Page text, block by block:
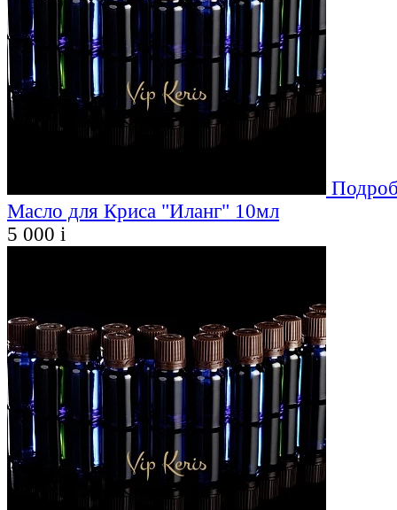
Масло для Криса "Иланг" 10мл
5 000 i